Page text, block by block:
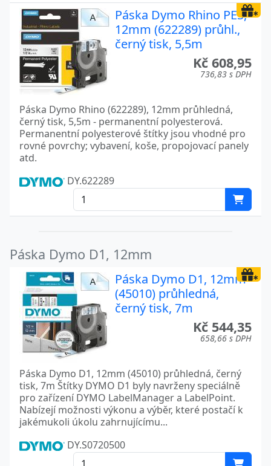
Páska Dymo Rhino PES,
12mm (622289) průhl.,
černý tisk, 5,5m
Kč 608,95
736,83 s DPH
Páska Dymo Rhino (622289), 12mm průhledná,
černý tisk, 5,5m - permanentní polyesterová.
Permanentní polyesterové štítky jsou vhodné pro
rovné povrchy; vybavení, koše, propojovací panely
atd.
DY.622289
Páska Dymo D1, 12mm
Páska Dymo D1, 12mm
(45010) průhledná,
černý tisk, 7m
Kč 544,35
658,66 s DPH
Páska Dymo D1, 12mm (45010) průhledná, černý
tisk, 7m Štítky DYMO D1 byly navrženy speciálně
pro zařízení DYMO LabelManager a LabelPoint.
Nabízejí možnosti výkonu a výběr, které postačí k
jakémukoli úkolu zahrnujícímu...
DY.S0720500